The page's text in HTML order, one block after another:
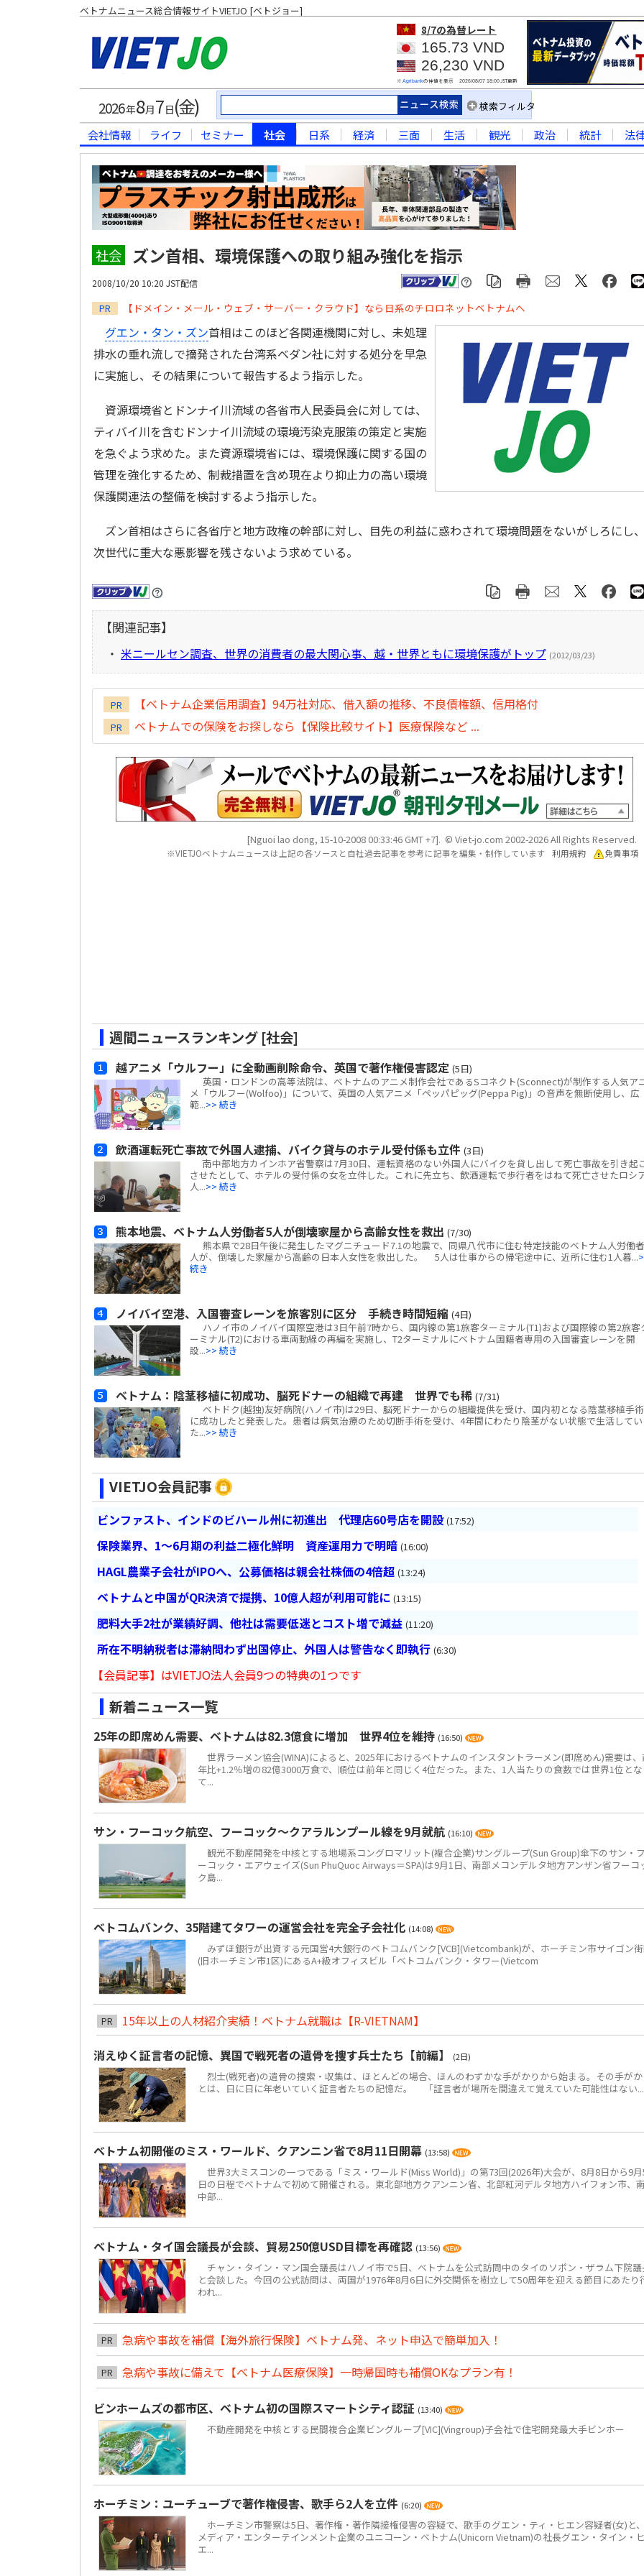
ベトナムニュース総合情報サイトVIETJO [ベトジョー]
8/7の為替レート
165.73 VND
26,230 VND
※ Agribankの仲値を表示 2026/08/07 18:00JST更新
2026年8月7 日(金) 検索フィルタ
会社情報 ライフ セミナー 社会 日系 経済 三面 生活 観光 政治 統計 法
社会 ズン首相、環境保護への取り組み強化を指示
2008/10/20 10:20 JST配信
PR 【ドメイン・メール・ウェブ・サーバー・クラウド】なら日系のチロロネットベトナムへ
グエン・タン・ズン首相はこのほど各関連機関に対し、未処理
排水の垂れ流しで摘発された台湾系ベダン社に対する処分を早急
に実施し、その結果について報告するよう指示した。
資源環境省とドンナイ川流域の各省市人民委員会に対しては、
ティバイ川を含むドンナイ川流域の環境汚染克服策の策定と実施
を急ぐよう求めた。また資源環境省には、環境保護に関する国の
管理を強化するため、制裁措置を含め現在より抑止力の高い環境
保護関連法の整備を検討するよう指示した。
ズン首相はさらに各省庁と地方政権の幹部に対し、目先の利益に惑わされて環境問題をないがしろにし
次世代に重大な悪影響を残さないよう求めている。
【関連記事】
・ 米ニールセン調査、世界の消費者の最大関心事、越・世界ともに環境保護がトップ (2012/03/23)
PR 【ベトナム企業信用調査】94万社対応、借入額の推移、不良債権額、信用格付
PR ベトナムでの保険をお探しなら【保険比較サイト】医療保険など ...
[Nguoi lao dong, 15-10-2008 00:33:46 GMT +7]. © Viet-jo.com 2002-2026 All Rights Reserved.
※VIETJOベトナムニュースは上記の各ソースと自社過去記事を参考に記事を編集・制作しています 利用規約 免責事項
週間ニュースランキング [社会]
越アニメ「ウルフー」に全動画削除命令、英国で著作権侵害認定 (5日)
英国・ロンドンの高等法院は、ベトナムのアニメ制作会社であるSコネクト(Sconnect)が制作する人気ア
メ「ウルフー(Wolfoo)」について、英国の人気アニメ「ペッパピッグ(Peppa Pig)」の音声を無断使用し、広
範...>> 続き
飲酒運転死亡事故で外国人逮捕、バイク貸与のホテル受付係も立件 (3日)
南中部地方カインホア省警察は7月30日、運転資格のない外国人にバイクを貸し出して死亡事故を引き起
させたとして、ホテルの受付係の女を立件した。これに先立ち、飲酒運転で歩行者をはねて死亡させたロシ
人...>> 続き
熊本地震、ベトナム人労働者5人が倒壊家屋から高齢女性を救出 (7/30)
熊本県で28日午後に発生したマグニチュード7.1の地震で、同県八代市に住む特定技能のベトナム人労働
人が、倒壊した家屋から高齢の日本人女性を救出した。 5人は仕事からの帰宅途中に、近所に住む1人暮...
続き
ノイバイ空港、入国審査レーンを旅客別に区分 手続き時間短縮 (4日)
ハノイ市のノイバイ国際空港は3日午前7時から、国内線の第1旅客ターミナル(T1)および国際線の第2旅客
ーミナル(T2)における車両動線の再編を実施し、T2ターミナルにベトナム国籍者専用の入国審査レーンを開
設...>> 続き
ベトナム：陰茎移植に初成功、脳死ドナーの組織で再建 世界でも稀 (7/31)
ベトドク(越独)友好病院(ハノイ市)は29日、脳死ドナーからの組織提供を受け、国内初となる陰茎移植手術
に成功したと発表した。患者は病気治療のため切断手術を受け、4年間にわたり陰茎がない状態で生活してい
た...>> 続き
VIETJO会員記事
ビンファスト、インドのビハール州に初進出 代理店60号店を開設 (17:52)
保険業界、1～6月期の利益二極化鮮明 資産運用力で明暗 (16:00)
HAGL農業子会社がIPOへ、公募価格は親会社株価の4倍超 (13:24)
ベトナムと中国がQR決済で提携、10億人超が利用可能に (13:15)
肥料大手2社が業績好調、他社は需要低迷とコスト増で減益 (11:20)
所在不明納税者は滞納問わず出国停止、外国人は警告なく即執行 (6:30)
【会員記事】はVIETJO法人会員9つの特典の1つです
新着ニュース一覧
25年の即席めん需要、ベトナムは82.3億食に増加 世界4位を維持 (16:50)
世界ラーメン協会(WINA)によると、2025年におけるベトナムのインスタントラーメン(即席めん)需要は
年比+1.2％増の82億3000万食で、順位は前年と同じく4位だった。また、1人当たりの食数では世界1位と
て...
サン・フーコック航空、フーコック～クアラルンプール線を9月就航 (16:10)
観光不動産開発を中核とする地場系コングロマリット(複合企業)サングループ(Sun Group)傘下のサン・
ーコック・エアウェイズ(Sun PhuQuoc Airways＝SPA)は9月1日、南部メコンデルタ地方アンザン省フーコ
ク島...
ベトコムバンク、35階建てタワーの運営会社を完全子会社化 (14:08)
みずほ銀行が出資する元国営4大銀行のベトコムバンク[VCB](Vietcombank)が、ホーチミン市サイゴン
(旧ホーチミン市1区)にあるA+級オフィスビル「ベトコムバンク・タワー(Vietcom
PR
15年以上の人材紹介実績！ベトナム就職は【R-VIETNAM】
消えゆく証言者の記憶、異国で戦死者の遺骨を捜す兵士たち【前編】
(2日)
烈士(戦死者)の遺骨の捜索・収集は、ほとんどの場合、ほんのわずかな手がかりから始まる。その手が
とは、日に日に年老いていく証言者たちの記憶だ。 「証言者が場所を間違えて覚えていた可能性はない...
ベトナム初開催のミス・ワールド、クアンニン省で8月11日開幕 (13:58)
世界3大ミスコンの一つである「ミス・ワールド(Miss World)」の第73回(2026年)大会が、8月8日から9
日の日程でベトナムで初めて開催される。東北部地方クアンニン省、北部紅河デルタ地方ハイフォン市、
中部...
ベトナム・タイ国会議長が会談、貿易250億USD目標を再確認 (13:56)
チャン・タイン・マン国会議長はハノイ市で5日、ベトナムを公式訪問中のタイのソポン・ザラム下院議
と会談した。今回の公式訪問は、両国が1976年8月6日に外交関係を樹立して50周年を迎える節目にあたり
われ...
PR 急病や事故を補償【海外旅行保険】ベトナム発、ネット申込で簡単加入！
PR 急病や事故に備えて【ベトナム医療保険】一時帰国時も補償OKなプラン有！
ビンホームズの都市区、ベトナム初の国際スマートシティ認証 (13:40)
不動産開発を中核とする民間複合企業ビングループ[VIC](Vingroup)子会社で住宅開発最大手ビンホー
ホーチミン：ユーチューブで著作権侵害、歌手ら2人を立件 (6:20)
ホーチミン市警察は5日、著作権・著作隣接権侵害の容疑で、歌手のグエン・ティ・ヒエン容疑者(女)と
メディア・エンターテインメント企業のユニコーン・ベトナム(Unicorn Vietnam)の社長グエン・タイン・
エ...